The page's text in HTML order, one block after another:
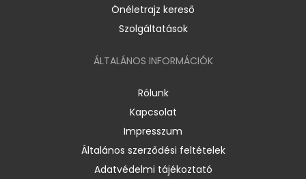
Önéletrajz kereső
Szolgáltatások
ÁLTALÁNOS INFORMÁCIÓK
Rólunk
Kapcsolat
Impresszum
Általános szerződési feltételek
Adatvédelmi tájékoztató